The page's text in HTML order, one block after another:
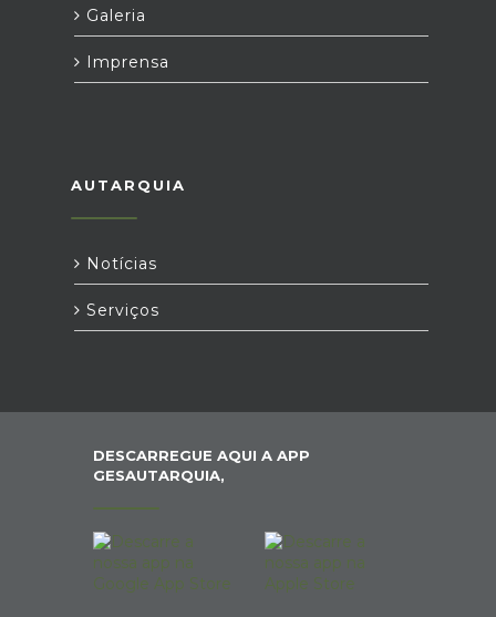
Galeria
Imprensa
AUTARQUIA
Notícias
Serviços
DESCARREGUE AQUI A APP
GESAUTARQUIA,